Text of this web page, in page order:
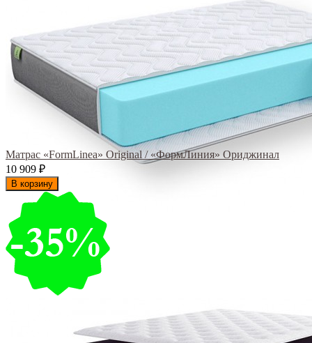
Матрас «FormLinea» Original / «ФормЛиния» Ориджинал
10 909 ₽
В корзину